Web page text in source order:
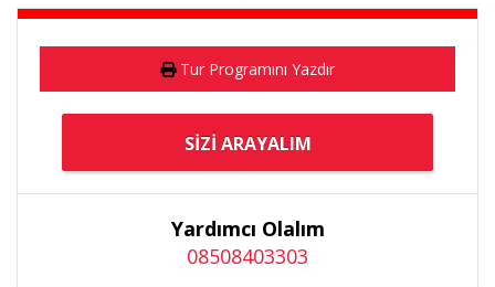
Tur Programını Yazdır
SIZI ARAYALIM
Yardımcı Olalım
08508403303